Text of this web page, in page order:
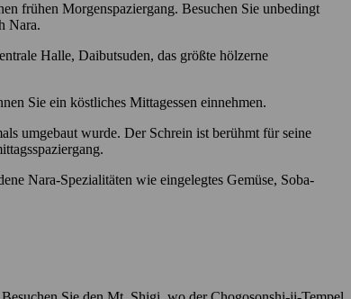
frühen Morgenspaziergang. Besuchen Sie unbedingt
Nara.
Halle, Daibutsuden, das größte hölzerne
Sie ein köstliches Mittagessen einnehmen.
umgebaut wurde. Der Schrein ist berühmt für seine
Nara-Spezialitäten wie eingelegtes Gemüse, Soba-